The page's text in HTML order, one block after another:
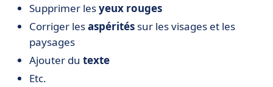
Supprimer lesyeux rouges
Corriger lesaspérités sur les visages et les
paysages
Ajouter du texte
Etc.